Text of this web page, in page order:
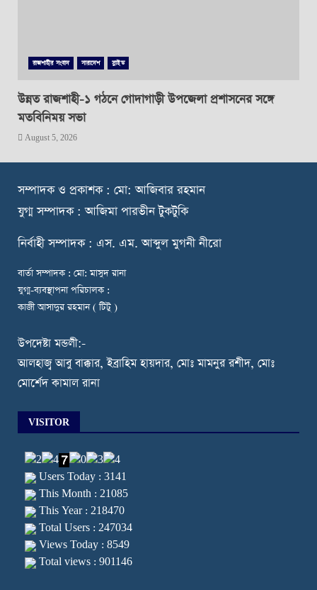
রাজশাহীর সংবাদ সারাদেশ স্লাইড
উন্নত রাজশাহী-১ গঠনে গোদাগাড়ী উপজেলা প্রশাসনের সঙ্গে
মতবিনিময় সভা
August 5, 2026
সম্পাদক ও প্রকাশক : মো: আজিবার রহমান
যুগ্ম সম্পাদক : আজিমা পারভীন টুকটুকি
নির্বাহী সম্পাদক : এস. এম. আব্দুল মুগনী নীরো
বার্তা সম্পাদক : মো: মাসুদ রানা
যুগ্ম-ব্যবস্থাপনা পরিচালক :
কাজী আসাদুর রহমান ( টিটু )
উপদেষ্টা মন্ডলী:-
আলহাজ্ব আবু বাক্কার, ইব্রাহিম হায়দার, মোঃ মামনুর রশীদ, মোঃ
মোর্শেদ কামাল রানা
VISITOR
Users Today : 3141
This Month : 21085
This Year : 218470
Total Users : 247034
Views Today : 8549
Total views : 901146